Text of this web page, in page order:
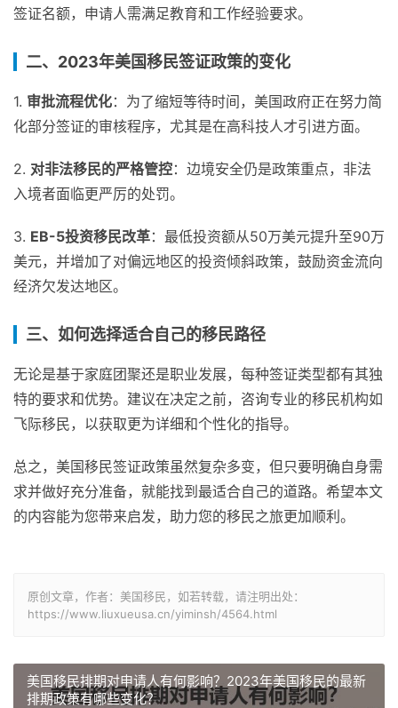
签证名额，申请人需满足教育和工作经验要求。
二、2023年美国移民签证政策的变化
1. 审批流程优化：为了缩短等待时间，美国政府正在努力简
化部分签证的审核程序，尤其是在高科技人才引进方面。
2. 对非法移民的严格管控：边境安全仍是政策重点，非法
入境者面临更严厉的处罚。
3. EB-5投资移民改革：最低投资额从50万美元提升至90万
美元，并增加了对偏远地区的投资倾斜政策，鼓励资金流向
经济欠发达地区。
三、如何选择适合自己的移民路径
无论是基于家庭团聚还是职业发展，每种签证类型都有其独
特的要求和优势。建议在决定之前，咨询专业的移民机构如
飞际移民，以获取更为详细和个性化的指导。
总之，美国移民签证政策虽然复杂多变，但只要明确自身需
求并做好充分准备，就能找到最适合自己的道路。希望本文
的内容能为您带来启发，助力您的移民之旅更加顺利。
原创文章，作者：美国移民，如若转载，请注明出处：
https://www.liuxueusa.cn/yiminsh/4564.html
美国移民排期对申请人有何影响？2023年美国移民的最新
排期政策有哪些变化？